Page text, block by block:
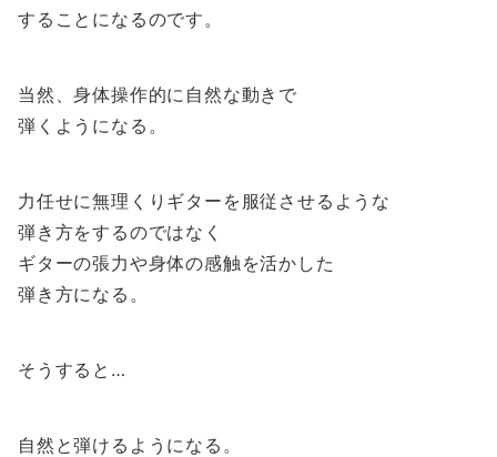
することになるのです。
当然、身体操作的に自然な動きで
弾くようになる。
力任せに無理くりギターを服従させるような
弾き方をするのではなく
ギターの張力や身体の感触を活かした
弾き方になる。
そうすると…
自然と弾けるようになる。